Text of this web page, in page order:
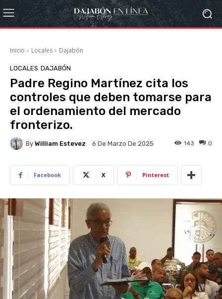
Inicio Locales Dajabón
LOCALES DAJABÓN
Padre Regino Martínez cita los
controles que deben tomarse para
el ordenamiento del mercado
fronterizo.
By William Estevez 6 De Marzo De 2025 0
143
Facebook X Pinterest